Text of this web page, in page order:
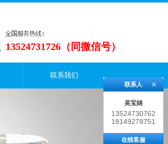
13524731726（同微信号）
联系我们
联系人
吴宝娟
13524730762
18149278751
在线客服